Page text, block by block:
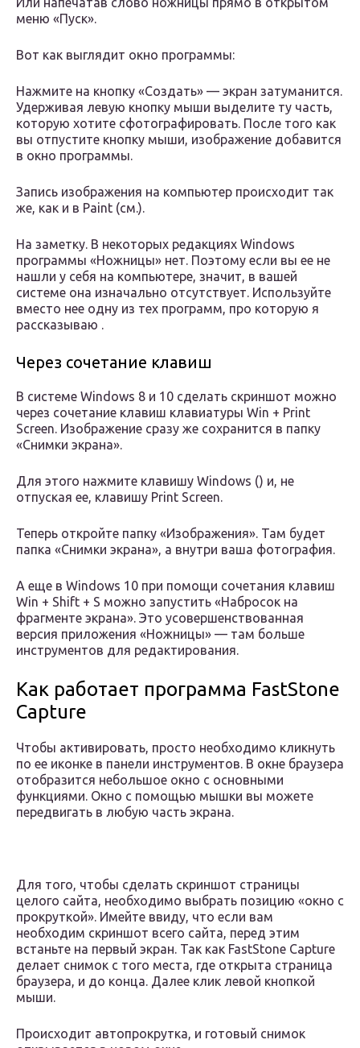
меню «Пуск».
Вот как выглядит окно программы:
Нажмите на кнопку «Создать» — экран затуманится.
Удерживая левую кнопку мыши выделите ту часть,
которую хотите сфотографировать. После того как
вы отпустите кнопку мыши, изображение добавится
в окно программы.
Запись изображения на компьютер происходит так
же, как и в Paint (см.).
На заметку. В некоторых редакциях Windows
программы «Ножницы» нет. Поэтому если вы ее не
нашли у себя на компьютере, значит, в вашей
системе она изначально отсутствует. Используйте
вместо нее одну из тех программ, про которую я
рассказываю .
Через сочетание клавиш
В системе Windows 8 и 10 сделать скриншот можно
через сочетание клавиш клавиатуры Win + Print
Screen. Изображение сразу же сохранится в папку
«Снимки экрана».
Для этого нажмите клавишу Windows () и, не
отпуская ее, клавишу Print Screen.
Теперь откройте папку «Изображения». Там будет
папка «Снимки экрана», а внутри ваша фотография.
А еще в Windows 10 при помощи сочетания клавиш
Win + Shift + S можно запустить «Набросок на
фрагменте экрана». Это усовершенствованная
версия приложения «Ножницы» — там больше
инструментов для редактирования.
Как работает программа FastStone
Capture
Чтобы активировать, просто необходимо кликнуть
по ее иконке в панели инструментов. В окне браузера
отобразится небольшое окно с основными
функциями. Окно с помощью мышки вы можете
передвигать в любую часть экрана.
Для того, чтобы сделать скриншот страницы
целого сайта, необходимо выбрать позицию «окно с
прокруткой». Имейте ввиду, что если вам
необходим скриншот всего сайта, перед этим
встаньте на первый экран. Так как FastStone Capture
делает снимок с того места, где открыта страница
браузера, и до конца. Далее клик левой кнопкой
мыши.
Происходит автопрокрутка, и готовый снимок